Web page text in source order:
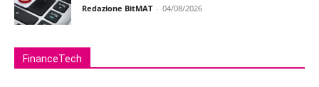
Redazione BitMAT - 04/08/2026
FinanceTech